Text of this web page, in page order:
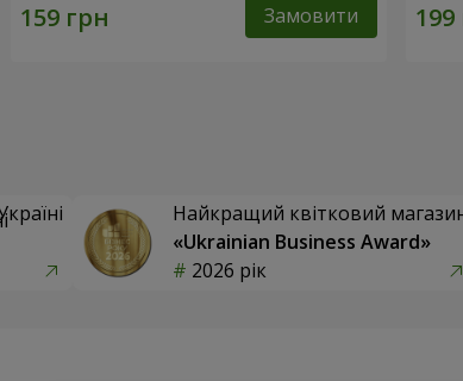
Замовити
Найкращий квітковий
«Ukrainian Business Award»
2026 рік